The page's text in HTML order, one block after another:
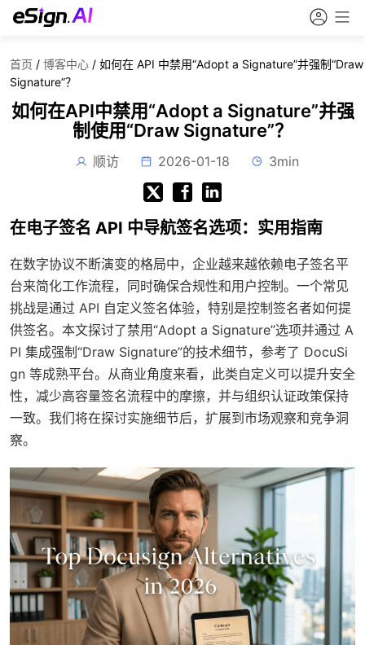
首页 / 博客中心 / 如何在 API 中禁用“Adopt a Signature”并强制“Draw
Signature”？
如何在API中禁用“Adopt a Signature”并强
制使用“Draw Signature”？
顺访 2026-01-18 3min
在电子签名 API 中导航签名选项：实用指南
在数字协议不断演变的格局中，企业越来越依赖电子签名平
台来简化工作流程，同时确保合规性和用户控制。一个常见
挑战是通过 API 自定义签名体验，特别是控制签名者如何提
供签名。本文探讨了禁用“Adopt a Signature”选项并通过 A
PI 集成强制“Draw Signature”的技术细节，参考了 DocuSi
gn 等成熟平台。从商业角度来看，此类自定义可以提升安全
性，减少高容量签名流程中的摩擦，并与组织认证政策保持
一致。我们将在探讨实施细节后，扩展到市场观察和竞争洞
察。